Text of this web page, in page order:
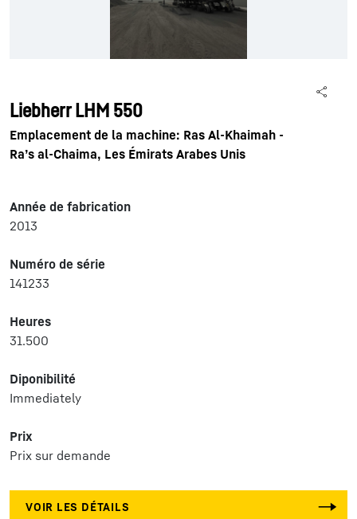
Liebherr LHM 550
Emplacement de la machine: Ras Al-Khaimah -
Ra’s al-Chaima, Les Émirats Arabes Unis
Année de fabrication
2013
Numéro de série
141233
Heures
31.500
Diponibilité
Immediately
Prix
Prix sur demande
VOIR LES DÉTAILS